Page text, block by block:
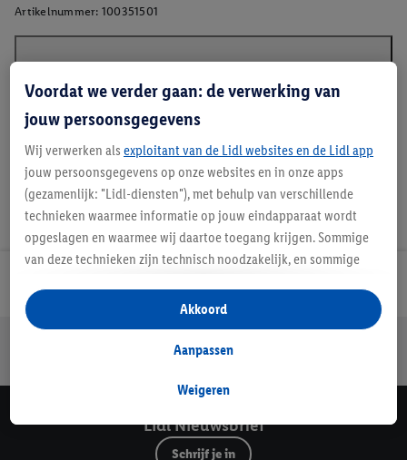
Artikelnummer: 100351501
Veilig winkelen
Lidl Nieuwsbrief
Schrijf je in
Voordat we verder gaan: de verwerking van
jouw persoonsgegevens
Wij verwerken als exploitant van de Lidl websites en de Lidl app
jouw persoonsgegevens op onze websites en in onze apps
(gezamenlijk: "Lidl-diensten"), met behulp van verschillende
technieken waarmee informatie op jouw eindapparaat wordt
opgeslagen en waarmee wij daartoe toegang krijgen. Sommige
van deze technieken zijn technisch noodzakelijk, en sommige
opslaan van voorkeursinstellingen, het verzamelen en
analyseren van statistieken of voor het tonen van
gepersonaliseerde reclame binnen en buiten de Lidl-diensten.
gegevens over jouw aankoopgedrag in de winkel ook voor de
Als je hier toestemming geeft aan ons voor het personaliseren
van reclame en als je vervolgens een Lidl Plus-account
Weigeren
Aanpassen
Akkoord